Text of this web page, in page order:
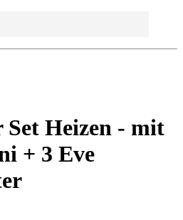
Heizen - mit
+ 3 Eve